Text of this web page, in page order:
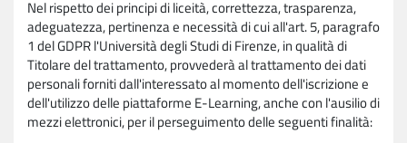
Nel rispetto dei principi di liceità, correttezza, trasparenza,
adeguatezza, pertinenza e necessità di cui all'art. 5, paragrafo
1 del GDPR l'Università degli Studi di Firenze, in qualità di
Titolare del trattamento, provvederà al trattamento dei dati
personali forniti dall'interessato al momento dell'iscrizione e
dell'utilizzo delle piattaforme E-Learning, anche con l'ausilio di
mezzi elettronici, per il perseguimento delle seguenti finalità: